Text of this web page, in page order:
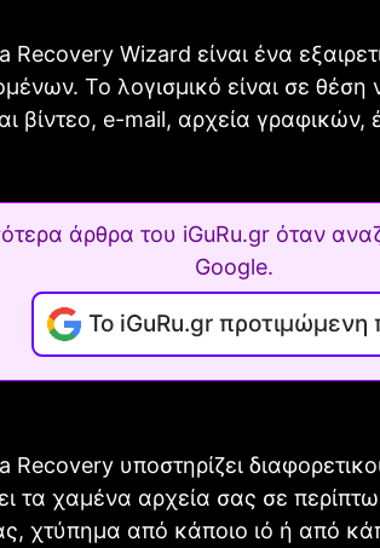
Recovery Wizard είναι ένα
Το λογισμικό είναι σε θέση
βίντεο, e-mail, αρχεία
άρθρα του iGuRu.gr όταν
Google.
Το iGuRu.gr προτιμώμενη
Recovery υποστηρίζει
τα χαμένα αρχεία σας σε
χτύπημα από κάποιο ιό ή από